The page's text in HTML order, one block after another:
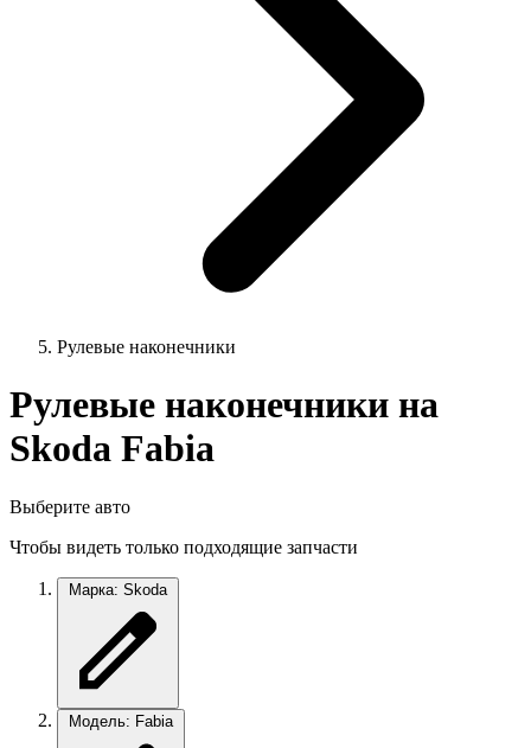
Рулевые наконечники
Рулевые наконечники на
Skoda Fabia
Выберите авто
Чтобы видеть только подходящие запчасти
Марка: Skoda
Модель: Fabia